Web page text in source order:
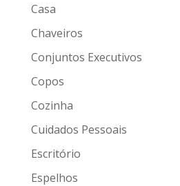
Casa
Chaveiros
Conjuntos Executivos
Copos
Cozinha
Cuidados Pessoais
Escritório
Espelhos